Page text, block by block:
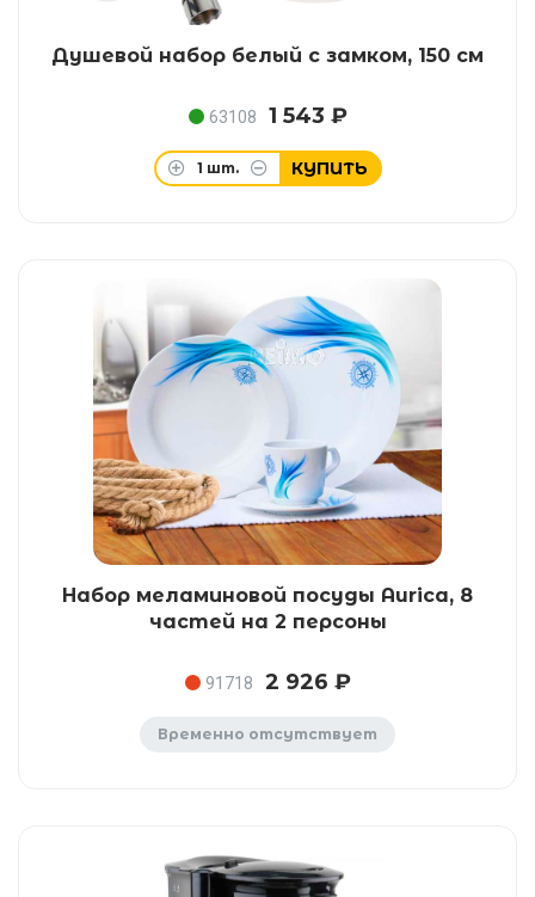
Душевой набор белый с замком, 150 см
63108 1 543 ₽
1 шт. КУПИТЬ
Набор меламиновой посуды Aurica, 8
частей на 2 персоны
91718 2 926 ₽
Временно отсутствует